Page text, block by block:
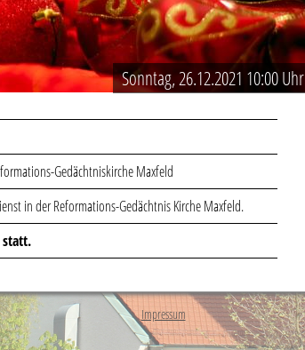
Sonntag, 26.12.2021 10:00 Uhr
Gedächtniskirche Maxfeld
in der Reformations-Gedächtnis Kirche Maxfeld.
statt.
Impressum